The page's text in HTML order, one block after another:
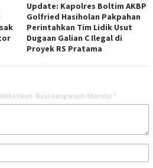
Update: Kapolres Boltim AKBP
Golfried Hasiholan Pakpahan
Perintahkan Tim Lidik Usut
Dugaan Galian C Ilegal di
Proyek RS Pratama
Ruas yang wajib ditandai *